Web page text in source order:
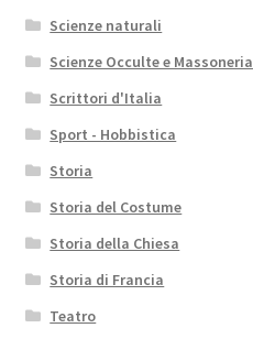
Scienze naturali
Scienze Occulte e Massoneria
Scrittori d'Italia
Sport - Hobbistica
Storia
Storia del Costume
Storia della Chiesa
Storia di Francia
Teatro